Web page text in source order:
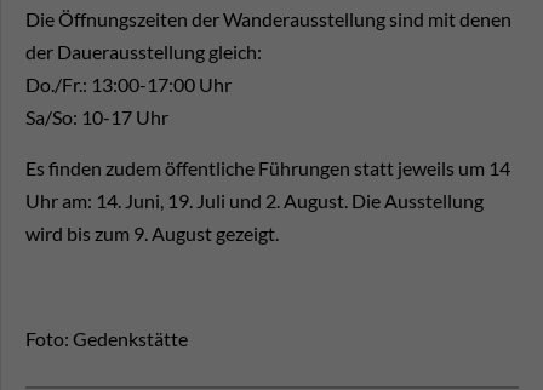
Die Öffnungszeiten der Wanderausstellung sind mit denen
der Dauerausstellung gleich:
Do./Fr.: 13:00-17:00 Uhr
Sa/So: 10-17 Uhr
Es finden zudem öffentliche Führungen statt jeweils um 14
Uhr am: 14. Juni, 19. Juli und 2. August. Die Ausstellung
wird bis zum 9. August gezeigt.
Foto: Gedenkstätte